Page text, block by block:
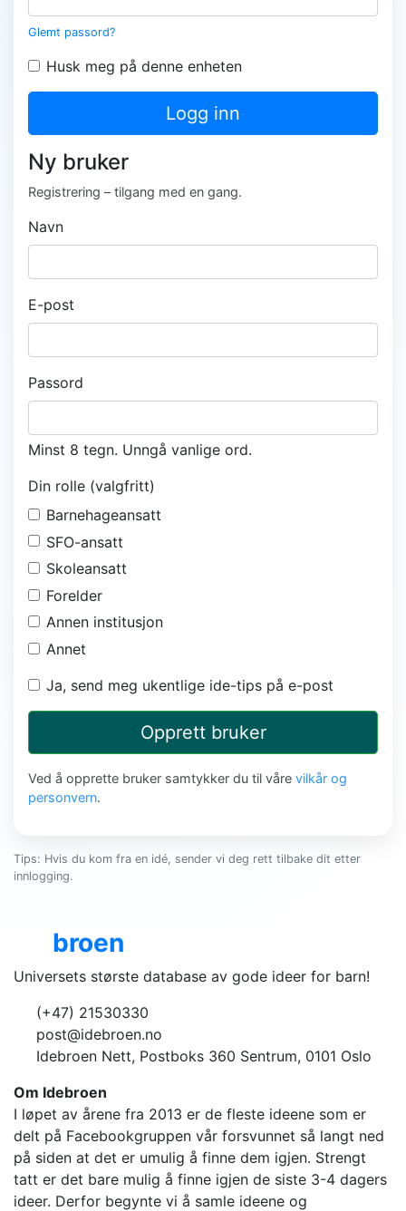
Glemt passord?
Husk meg på denne enheten
Logg inn
Ny bruker
Registrering – tilgang med en gang.
Navn
E-post
Passord
Minst 8 tegn. Unngå vanlige ord.
Din rolle (valgfritt)
Barnehageansatt
SFO-ansatt
Skoleansatt
Forelder
Annen institusjon
Annet
Ja, send meg ukentlige ide-tips på e-post
Opprett bruker
Ved å opprette bruker samtykker du til våre vilkår og
personvern.
Tips: Hvis du kom fra en idé, sender vi deg rett tilbake dit etter
innlogging.
broen
Universets største database av gode ideer for barn!
(+47) 21530330
post@idebroen.no
Idebroen Nett, Postboks 360 Sentrum, 0101 Oslo
Om Idebroen
I løpet av årene fra 2013 er de fleste ideene som er
delt på Facebookgruppen vår forsvunnet så langt ned
på siden at det er umulig å finne dem igjen. Strengt
tatt er det bare mulig å finne igjen de siste 3-4 dagers
ideer. Derfor begynte vi å samle ideene og